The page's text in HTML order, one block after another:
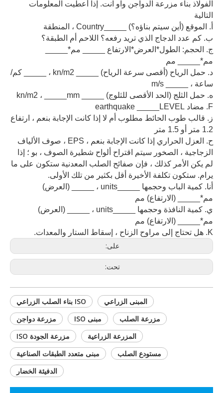
الفولاذ بناء مزرعة الدواجن و او انت. إذا أعطيت المعلومات
التالية
أ. الموقع (أين سيتم بناؤه؟) _____Country ، المنطقة
ب. كم عدد الدجاج الذي تريد رفعه؟ اللاحم أم الطبقة؟
ج. الحجم: الطول*العرض*الارتفاع _____ مم*_____
مم*_____ مم
د. حمل الرياح (أقصى سرعة الرياح) _____ kn/m2 ، _____ كم/
ساعة ، _____ m/s
ه. حمل الثلج (الحد الأقصى للثلوج) _____ kn/m2 ، _____mm
F. مضاد earthquake _____LEVEL
ز. قالب طوب الحائط مطلوب أم لا إذا كانت الإجابة بنعم ، ارتفاع
1.2 متر أو 1.5 متر
ح. العزل الحراري إذا كانت الإجابة بنعم ، EPS ، صوف الألياف
الزجاجية ، الصخور سيتم اقتراح ألواح شطيرة الصوف ، بو ؛ إذا
لم يكن الأمر كذلك ، فإن صفائح الصلب المعدنية ستكون على ما
يرام. ستكون تكلفة الأخيرة أقل بكثير من تلك الأولى.
أنا. كمية الباب وحجمها _____units ، _____ (العرض)
مم*_____ (الارتفاع) مم
ي. كمية النافذة وحجمها _____units ، _____ (العرض)
مم*_____ (الارتفاع) مم
K. هل تحتاج إلى مراوح الزناح ، إسقاط الستار والمعدات.
على:
تحت:
ISO بناء الصلب الزراعي
المبنى الزراعي
مزرعة دواجن
مبنى ISO
مزرعة الصلب
مزرعة الجودة ISO
المزرعة الزراعية
مبنى متعدد الطبقات الصناعية
مستودع الصلب
الدفيئة الخضار